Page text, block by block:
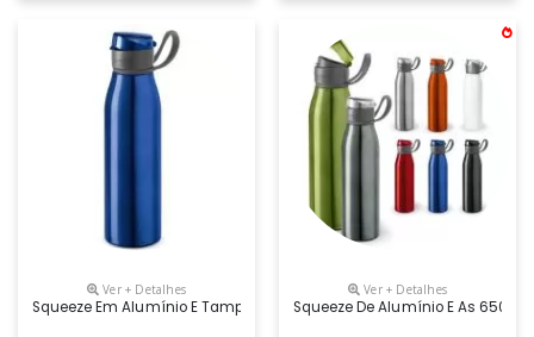
Ver + Detalhes
Squeeze Em Alumínio E Tampa Flip Flop Em As E Pp, Com Alça Em
Ver + Detalhes
Squeeze De Alumínio E As 650ml